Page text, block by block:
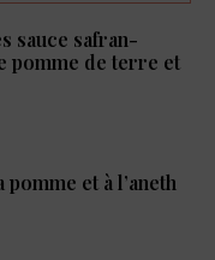
sauce safran-
pomme de terre et
et à l’aneth